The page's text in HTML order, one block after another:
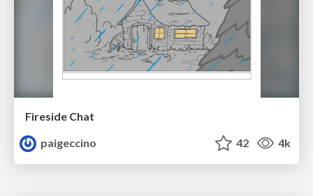
Fireside Chat
paigeccino
42 4k